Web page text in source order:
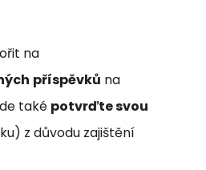
na
příspěvků na
také potvrďte svou
z důvodu zajištění